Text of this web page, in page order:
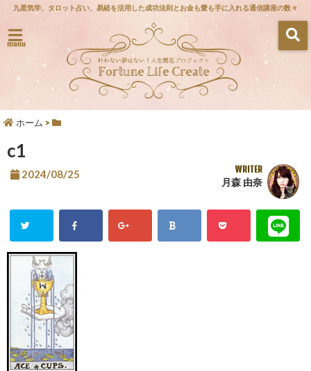
九星気学、タロット占い、易経を活用した成功法則とお金も愛も手に入れる通信講座の数々
menu
ホーム >
c1
2024/08/25 WRITER
月森 由奈